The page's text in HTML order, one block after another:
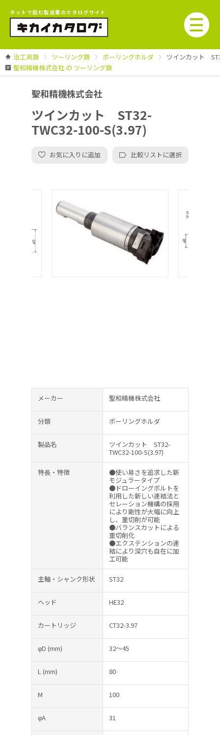
ネットで読む製造業のカタログサイト
治工具類 ツーリング類 ボーリングホルダ
ツインカット
聖和精機株式会社 の ツーリング類
聖和精機株式会社
ツインカット ST32-
TWC32-100-S(3.97)
お気に入りに追加 比較リストに選択
メーカー 聖和精機株式会社
分類 ボーリングホルダ
製品名
ツインカット ST32-
TWC32-100-S(3.97)
特長・特徴
●使い易さを追求した新
モジュラータイプ
●ドローイングボルトを
利用した新しい連結法と
セレーション機構の採用
により剛性が大幅に向上
し、重切削が可能
●バランスカットによる
重切削化
●エクステンションの連
結により深穴も自在に加
工可能
主軸・シャンク形状 ST32
ヘッド HE32
カートリッジ CT32-3.97
φD (mm) 32～45
L (mm) 80
M 100
φA 31